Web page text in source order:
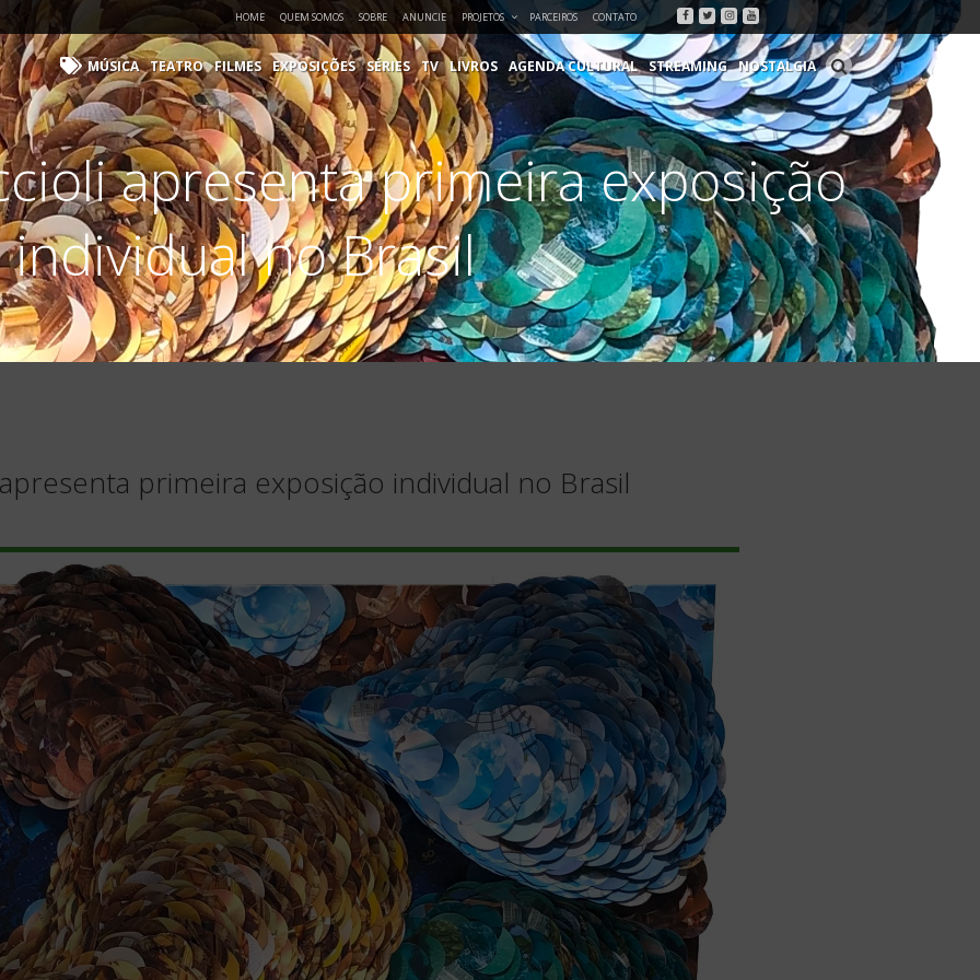
HOME QUEM SOMOS SOBRE ANUNCIE PROJETOS PARCEIROS CONTATO Facebook
Twitter
Instagram
Youtube
MÚSICA TEATRO FILMES EXPOSIÇÕES SÉRIES TV LIVROS AGENDA CULTURAL STREAMING NOSTALGIA
apresenta primeira exposição
individual no Brasil
primeira exposição individual no Brasil